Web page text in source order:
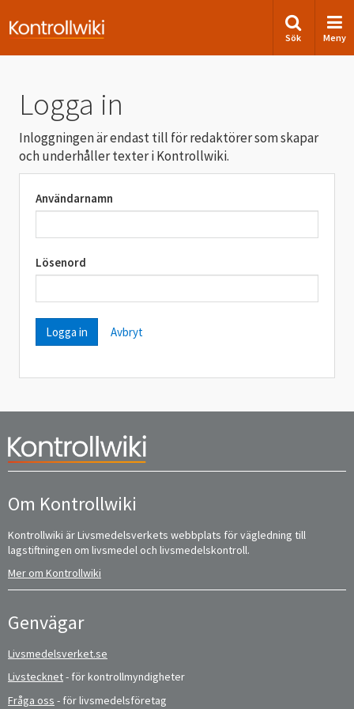
Sök Meny
Logga in
Inloggningen är endast till för redaktörer som skapar
och underhåller texter i Kontrollwiki.
Användarnamn
Lösenord
Avbryt
Om Kontrollwiki
Kontrollwiki är Livsmedelsverkets webbplats för vägledning till
lagstiftningen om livsmedel och livsmedelskontroll.
Mer om Kontrollwiki
Genvägar
Livsmedelsverket.se
Livstecknet- för kontrollmyndigheter
Fråga oss - för livsmedelsföretag